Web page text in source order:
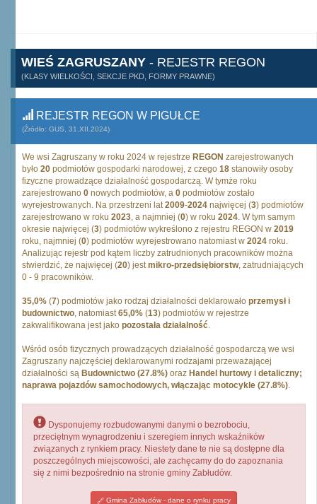
WIEŚ ZAGRUSZANY - REJESTR REGON
(KLASY WIELKOŚCI, SEKCJE PKD, FORMY PRAWNE)
REJESTR REGON W PIGUŁCE
(Źródło: GUS, 31.XII.2024)
We wsi Zagruszany w roku 2024 w rejestrze REGON zarejestrowanych
było 20 podmiotów gospodarki narodowej, z czego 18 stanowiły osoby
fizyczne prowadzące działalność gospodarczą. W tymże roku
zarejestrowano 0 nowych podmiotów, a 0 podmiotów zostało
wyrejestrowanych. Na przestrzeni lat2009-2024 najwięcej (3) podmiotów
zarejestrowano w roku 2023, a najmniej (0) w roku 2024. W tym samym
okresie najwięcej (3) podmiotów wykreślono z rejestru REGON w 2019
roku, najmniej (0) podmiotów wyrejestrowano natomiast w 2024 roku.
Analizując rejestr pod kątem liczby zatrudnionych pracowników można
stwierdzić, że najwięcej (20) jestmikro-przedsiębiorstw, zatrudniających
0 - 9 pracowników.
35,0% (7) podmiotów jako rodzaj działalności deklarowało przemysł i
budownictwo, natomiast65,0% (13) podmiotów w rejestrze
zakwalifikowana jest jako pozostała działalność.
Wśród osób fizycznych prowadzących działalność gospodarczą we wsi
Zagruszany najczęściej deklarowanymi rodzajami przeważającej
działalności są Budownictwo (27.8%) oraz Handel hurtowy i detaliczny;
naprawa pojazdów samochodowych, włączając motocykle (27.8%).
Dysponujemy rozbudowanymi danymi o bezrobociu,
przeciętnym wynagrodzeniu i szeregiem innych wskaźników
związanych z rynkiem pracy. Niestety dane te nie są dostępne dla
poszczególnych miejscowości, ale zachęcamy do do zapoznania
się z nimi bezpośrednio na stronie gminy Zabłudów.
Gmina Zabłudów - dane o rynku pracy